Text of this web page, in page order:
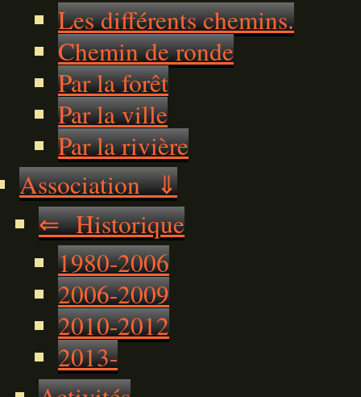
Les différents chemins.
Chemin de ronde
Par la forêt
Par la ville
Par la rivière
Association ⇓
⇐ Historique
1980-2006
2006-2009
2010-2012
2013-